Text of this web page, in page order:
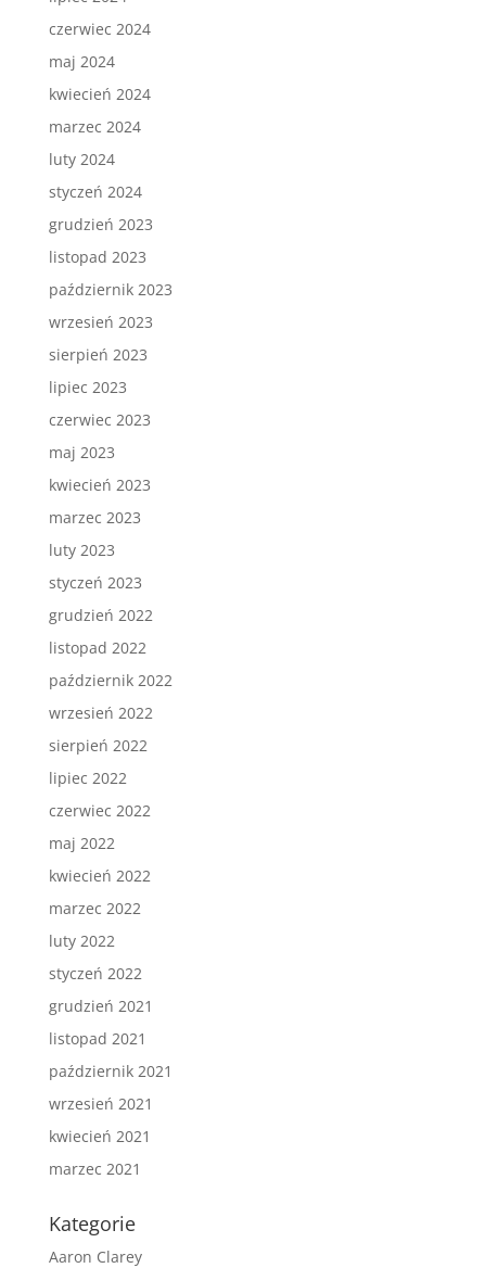
czerwiec 2024
maj 2024
kwiecień 2024
marzec 2024
luty 2024
styczeń 2024
grudzień 2023
listopad 2023
październik 2023
wrzesień 2023
sierpień 2023
lipiec 2023
czerwiec 2023
maj 2023
kwiecień 2023
marzec 2023
luty 2023
styczeń 2023
grudzień 2022
listopad 2022
październik 2022
wrzesień 2022
sierpień 2022
lipiec 2022
czerwiec 2022
maj 2022
kwiecień 2022
marzec 2022
luty 2022
styczeń 2022
grudzień 2021
listopad 2021
październik 2021
wrzesień 2021
kwiecień 2021
marzec 2021
Kategorie
Aaron Clarey